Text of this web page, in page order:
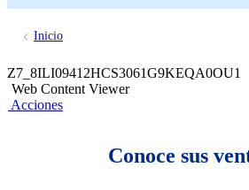
Inicio
Z7_8ILI09412HCS3061G9KEQA0OU1
Web Content Viewer
Acciones
Conoce sus